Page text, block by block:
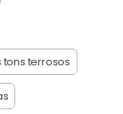
tons terrosos